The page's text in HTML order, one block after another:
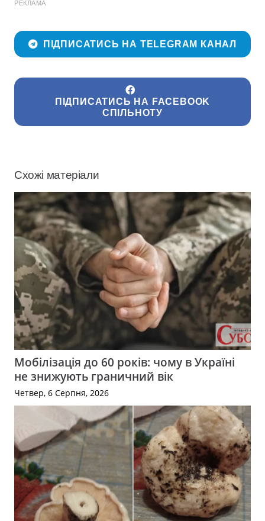
РЕКЛАМА
ПІДПИСАТИСЬ НА TELEGRAM КАНАЛ
ПІДПИСАТИСЬ НА FACEBOOK
СПІЛЬНОТУ
Схожі матеріали
Мобілізація до 60 років: чому в Україні
не знижують граничний вік
Четвер, 6 Серпня, 2026